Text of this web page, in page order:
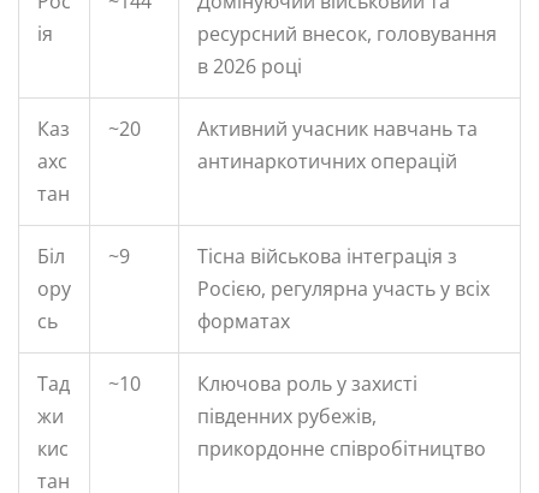
ія
ресурсний внесок, головування
в 2026 році
Каз
ахс
тан
~20
Активний учасник навчань та
антинаркотичних операцій
Біл
ору
сь
~9
Тісна військова інтеграція з
Росією, регулярна участь у всіх
форматах
Тад
жи
кис
тан
~10
Ключова роль у захисті
південних рубежів,
прикордонне співробітництво